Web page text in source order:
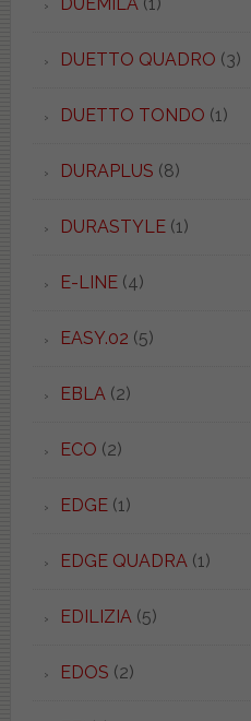
DUETTO QUADRO (3)
DUETTO TONDO (1)
DURAPLUS (8)
DURASTYLE(1)
E-LINE(4)
EASY.02 (5)
EBLA(2)
ECO (2)
EDGE(1)
EDGE QUADRA(1)
EDILIZIA(5)
EDOS (2)